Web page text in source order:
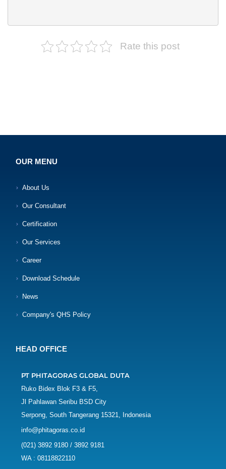
Rate this post
OUR MENU
About Us
Our Consultant
Certification
Our Services
Career
Download Schedule
News
Company's QHS Policy
HEAD OFFICE
PT PHITAGORAS GLOBAL DUTA
Ruko Bidex Blok F3 & F5,
Jl Pahlawan Seribu BSD City
Serpong, South Tangerang 15321, Indonesia
info@phitagoras.co.id
(021) 3892 9180 / 3892 9181
WA : 08118822110